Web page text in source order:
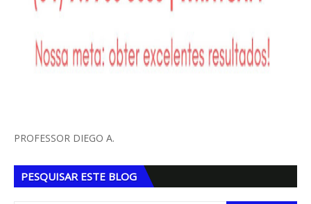
PROFESSOR DIEGO A.
PESQUISAR ESTE BLOG